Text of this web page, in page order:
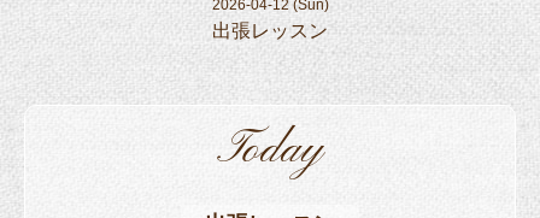
2026-04-12 (Sun)
出張レッスン
Today